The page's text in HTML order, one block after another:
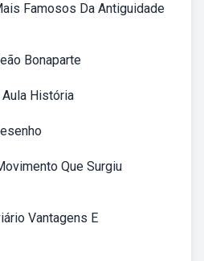
Famosos Da Antiguidade
Bonaparte
Aula História
Que Surgiu
Vantagens E